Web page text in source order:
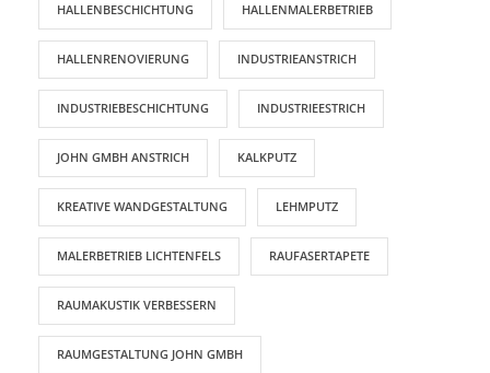
HALLENBESCHICHTUNG HALLENMALERBETRIEB
HALLENRENOVIERUNG INDUSTRIEANSTRICH
INDUSTRIEBESCHICHTUNG INDUSTRIEESTRICH
JOHN GMBH ANSTRICH KALKPUTZ
KREATIVE WANDGESTALTUNG LEHMPUTZ
MALERBETRIEB LICHTENFELS RAUFASERTAPETE
RAUMAKUSTIK VERBESSERN
RAUMGESTALTUNG JOHN GMBH